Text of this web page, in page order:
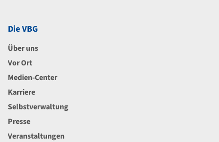
Die VBG
Über uns
Vor Ort
Medien-Center
Karriere
Selbstverwaltung
Presse
Veranstaltungen